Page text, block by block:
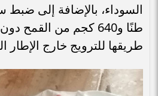
طنًا و640 كجم من
طريقها للترويج خارج الإطار